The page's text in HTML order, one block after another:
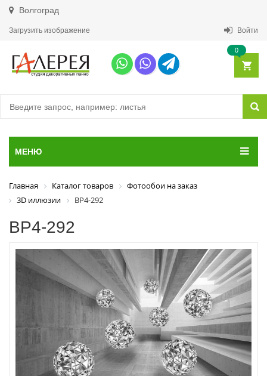
Волгоград
Загрузить изображение Войти
0
МЕНЮ
Главная Каталог товаров
Фотообои на заказ
3D иллюзии
ВР4-292
ВР4-292